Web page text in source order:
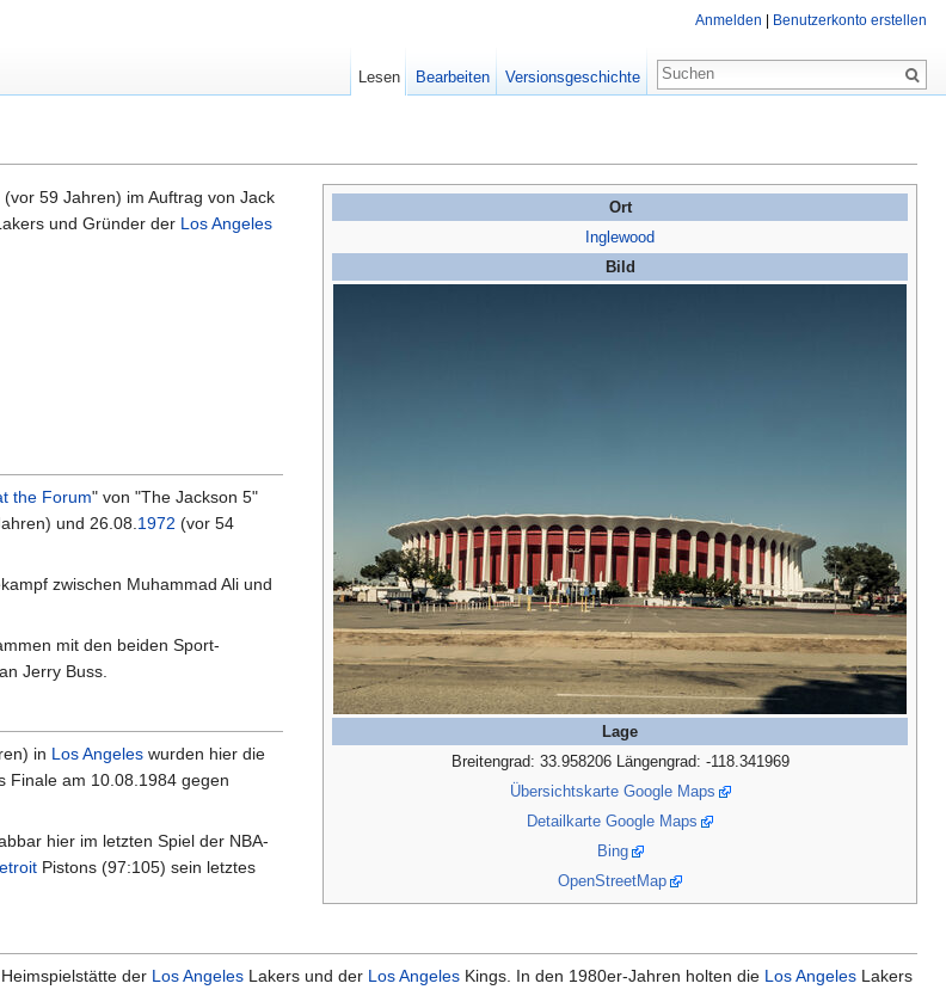
Ort
Inglewood
Bild
Lage
Breitengrad: 33.958206 Längengrad: -118.341969
Übersichtskarte Google Maps
Detailkarte Google Maps
Bing
OpenStreetMap
(vor 59 Jahren) im Auftrag von Jack
und Gründer der Los Angeles
the Forum" von "The Jackson 5"
und 26.08.1972 (vor 54
zwischen Muhammad Ali und
mit den beiden Sport-
Jerry Buss.
in Los Angeles wurden hier die
Finale am 10.08.1984 gegen
hier im letzten Spiel der NBA-
Pistons (97:105) sein letztes
der Los Angeles Lakers und der Los Angeles Kings. In den 1980er-Jahren holten die Los Angeles Lakers
Anmelden Benutzerkonto erstellen
Lesen Bearbeiten Versionsgeschichte